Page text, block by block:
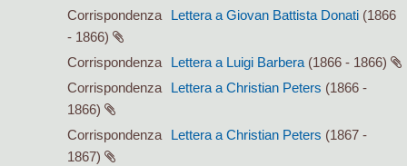
Corrispondenza
Lettera a Giovan Battista Donati (1866
- 1866)
Corrispondenza
Lettera a Luigi Barbera (1866 - 1866)
Corrispondenza
Lettera a Christian Peters (1866 -
1866)
Corrispondenza
Lettera a Christian Peters (1867 -
1867)